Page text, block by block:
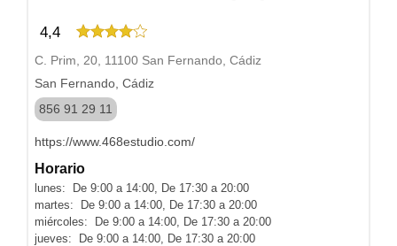
4,4
C. Prim, 20, 11100 San Fernando, Cádiz
San Fernando, Cádiz
856 91 29 11
https://www.468estudio.com/
Horario
lunes: De 9:00 a 14:00, De 17:30 a 20:00
martes: De 9:00 a 14:00, De 17:30 a 20:00
miércoles: De 9:00 a 14:00, De 17:30 a 20:00
jueves: De 9:00 a 14:00, De 17:30 a 20:00